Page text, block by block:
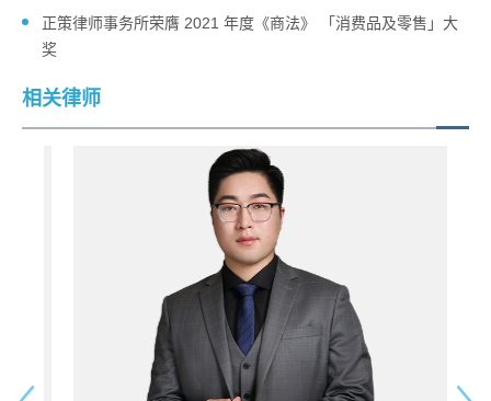
正策律师事务所荣膺 2021 年度《商法》 「消费品及零售」大
奖
相关律师